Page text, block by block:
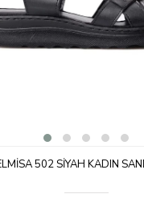
502 SIYAH KADIN